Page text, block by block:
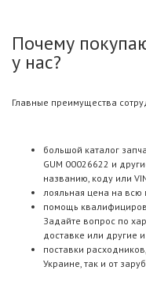
Почему
у нас?
Главные преимущества
большой каталог
GUM 00026622 и
названию, коду или
лояльная цена на всю
помощь
Задайте вопрос по
доставке или другие
поставки
Украине, так и от